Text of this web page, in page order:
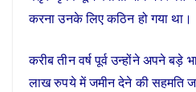
करना उनके लिए कठिन हो गया था।
करीब तीन वर्ष पूर्व उन्होंने अपने बड़े
लाख रुपये में जमीन देने की सहमति